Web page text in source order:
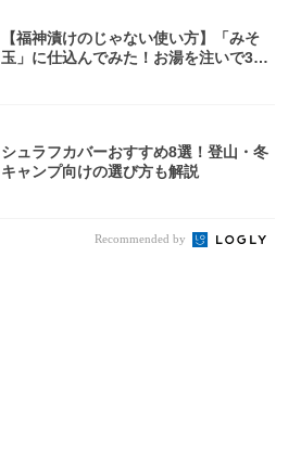
【福神漬けのじゃない使い方】「みそ
玉」に仕込んでみた！お湯を注いで30
シュラフカバーおすすめ8選！登山・冬
キャンプ向けの選び方も解説
Recommended by